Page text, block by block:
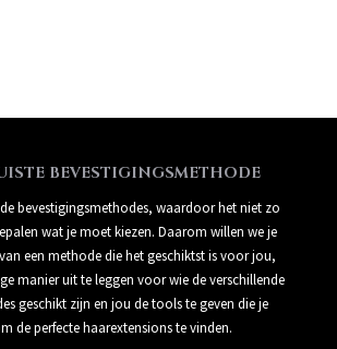
BEVESTIGINGSMETHODE
bevestigingsmethodes, waardoor het niet zo
wat je moet kiezen. Daarom willen we je
een methode die het geschiktst is voor jou,
manier uit te leggen voor wie de verschillende
geschikt zijn en jou de tools te geven die je
de perfecte haarextensions te vinden.